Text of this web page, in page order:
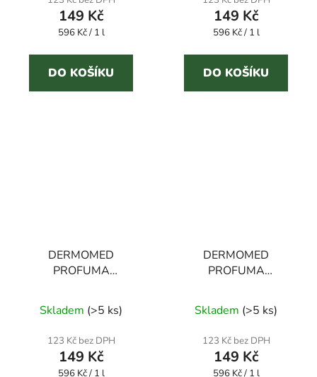
149 Kč
Měrná
596 Kč / 1 l
DO KOŠÍKU
149 Kč
Měrná
596 Kč / 1 l
DO KOŠÍKU
DERMOMED
PROFUMA
DORATA 250 ml
parfém na prádlo
Skladem (>5 ks)
123 Kč bez DPH
149 Kč
Měrná
596 Kč / 1 l
DERMOMED
PROFUMA
BOUQUET
PRIMAVERILE 250 ml
parfém na prádlo
Skladem (>5 ks)
123 Kč bez DPH
149 Kč
Měrná
596 Kč / 1 l